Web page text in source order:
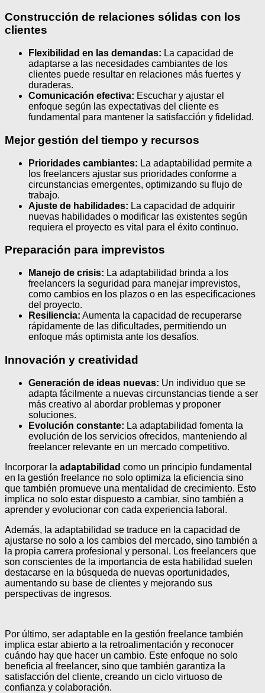
Construcción de relaciones sólidas con los
clientes
Flexibilidad en las demandas: La capacidad de
adaptarse a las necesidades cambiantes de los
clientes puede resultar en relaciones más fuertes y
duraderas.
Comunicación efectiva: Escuchar y ajustar el
enfoque según las expectativas del cliente es
fundamental para mantener la satisfacción y fidelidad.
Mejor gestión del tiempo y recursos
Prioridades cambiantes: La adaptabilidad permite a
los freelancers ajustar sus prioridades conforme a
circunstancias emergentes, optimizando su flujo de
trabajo.
Ajuste de habilidades: La capacidad de adquirir
nuevas habilidades o modificar las existentes según
requiera el proyecto es vital para el éxito continuo.
Preparación para imprevistos
Manejo de crisis: La adaptabilidad brinda a los
freelancers la seguridad para manejar imprevistos,
como cambios en los plazos o en las especificaciones
del proyecto.
Resiliencia: Aumenta la capacidad de recuperarse
rápidamente de las dificultades, permitiendo un
enfoque más optimista ante los desafíos.
Innovación y creatividad
Generación de ideas nuevas: Un individuo que se
adapta fácilmente a nuevas circunstancias tiende a ser
más creativo al abordar problemas y proponer
soluciones.
Evolución constante: La adaptabilidad fomenta la
evolución de los servicios ofrecidos, manteniendo al
freelancer relevante en un mercado competitivo.
Incorporar la adaptabilidad como un principio fundamental
en la gestión freelance no solo optimiza la eficiencia sino
que también promueve una mentalidad de crecimiento. Esto
implica no solo estar dispuesto a cambiar, sino también a
aprender y evolucionar con cada experiencia laboral.
Además, la adaptabilidad se traduce en la capacidad de
ajustarse no solo a los cambios del mercado, sino también a
la propia carrera profesional y personal. Los freelancers que
son conscientes de la importancia de esta habilidad suelen
destacarse en la búsqueda de nuevas oportunidades,
aumentando su base de clientes y mejorando sus
perspectivas de ingresos.
Por último, ser adaptable en la gestión freelance también
implica estar abierto a la retroalimentación y reconocer
cuándo hay que hacer un cambio. Este enfoque no solo
beneficia al freelancer, sino que también garantiza la
satisfacción del cliente, creando un ciclo virtuoso de
confianza y colaboración.